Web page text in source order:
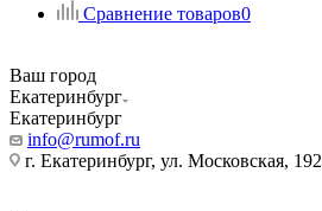
Сравнение товаров0
Ваш город
Екатеринбург
Екатеринбург
info@rumof.ru
г. Екатеринбург, ул. Московская, 192